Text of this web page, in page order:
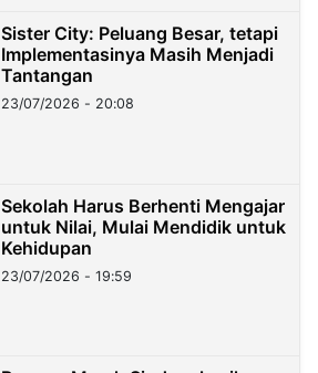
Sister City: Peluang Besar, tetapi
Implementasinya Masih Menjadi
Tantangan
23/07/2026 - 20:08
Sekolah Harus Berhenti Mengajar
untuk Nilai, Mulai Mendidik untuk
Kehidupan
23/07/2026 - 19:59